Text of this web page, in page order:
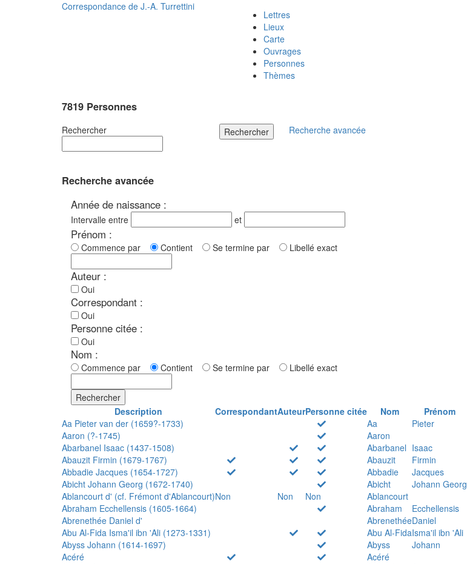
Correspondance de J.-A. Turrettini
Lettres
Lieux
Carte
Ouvrages
Personnes
Thèmes
7819 Personnes
Rechercher Rechercher Recherche avancée
Recherche avancée
Année de naissance :
Intervalle entre et
Prénom :
Commence par Contient Se termine par Libellé exact
Auteur :
Oui
Correspondant :
Oui
Personne citée :
Oui
Nom :
Commence par Contient Se termine par Libellé exact
Rechercher
Description
CorrespondantAuteurPersonne citée Nom
Prénom
Aa Pieter van der (1659?-1733)
Aa
Pieter
Aaron (?-1745)
Aaron
Abarbanel Isaac (1437-1508)
Abarbanel Isaac
Abauzit Firmin (1679-1767)
Abauzit
Firmin
Abbadie Jacques (1654-1727)
Abbadie
Jacques
Abicht Johann Georg (1672-1740)
Abicht
Johann Georg
Ablancourt d' (cf. Frémont d'Ablancourt)Non Non Non
Ablancourt
Abraham Ecchellensis (1605-1664)
Abraham
Ecchellensis
Abrenethée Daniel d'
AbrenethéeDaniel
Abu Al-Fida Isma'il ibn 'Ali (1273-1331)
Abu Al-FidaIsma'il ibn 'Ali
Abyss Johann (1614-1697)
Abyss
Johann
Acéré
Acéré